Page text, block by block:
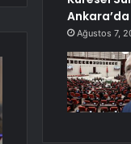
Ankara’da
Ağustos 7,